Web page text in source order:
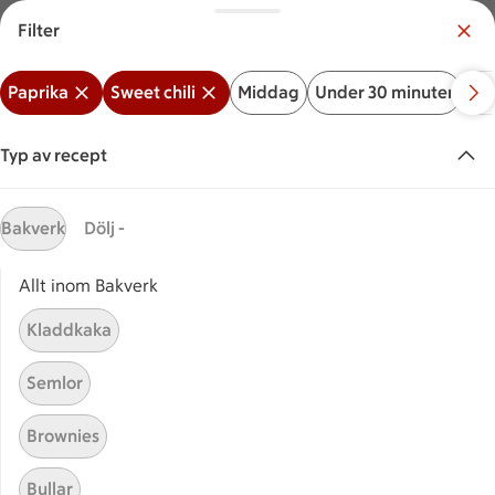
Meny Logga in
Vilken är din butik? Välj butik
Start
Sweet chili paprika
Sök ingrediens eller recept
Inga förslag
Paprika
ReceptVisar 34 stycken
(34)
Jämtländsk gazpacho
Filter
Paprika Sweet chili Middag Under 30 minuter
Typ av recept
Bakverk Dölj -
Allt inom Bakverk
Kladdkaka
Semlor
Brownies
Bullar